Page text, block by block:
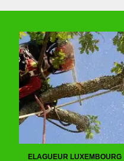
ELAGUEUR LUXEMBOURG